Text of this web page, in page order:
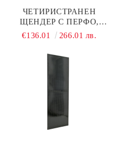
ЧЕТИРИСТРАНЕН
ЩЕНДЕР С ПЕРФО,
ЧЕРЕН, 300×300×H1700
€136.01 266.01 лв.